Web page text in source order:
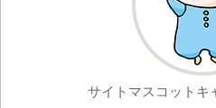
サイトマスコットキ